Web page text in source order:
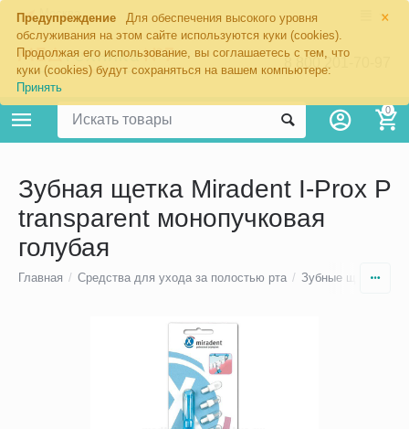
×
Предупреждение
Для обеспечения высокого уровня
обслуживания на этом сайте используются куки (cookies).
Продолжая его использование, вы соглашаетесь с тем, что
куки (cookies) будут сохраняться на вашем компьютере:
Принять
Москва
8 800 201-70-97
0
Зубная щетка Miradent I-Prox P
transparent монопучковая
голубая
Главная / Средства для ухода за полостью рта / Зубные щетки